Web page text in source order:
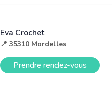
Eva Crochet
📍 35310 Mordelles
Prendre rendez-vous